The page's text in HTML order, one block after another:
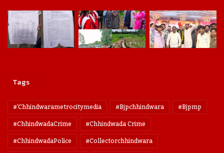
Tags
#'chhindwarametrocitymedia #bjpchhindwara
#bjpmp
#ChhindwadaCrime
#Chhindwada Crime
#ChhindwadaPolice
#collectorchhindwara